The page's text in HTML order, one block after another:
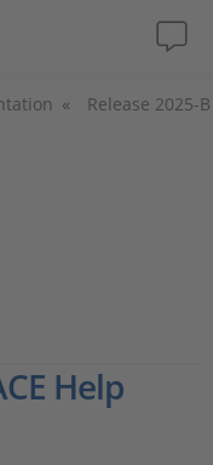
Release 2025-B
Help